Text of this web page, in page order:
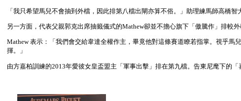
「我只希望馬兒不會抽到外檔，因此排第八檔出閘亦算不俗。」助理練馬師高橋智
另一方面，代表父親郭克出席抽籤儀式的Mathew卻並不擔心旗下「傲騰作」排較
Mathew 表示：「我們會交給韋達全權作主，畢竟他對這條賽道瞭若指掌。視乎
揮。」
由方嘉柏訓練的2013年愛彼女皇盃盟主「軍事出擊」排在第九檔。告東尼麾下的